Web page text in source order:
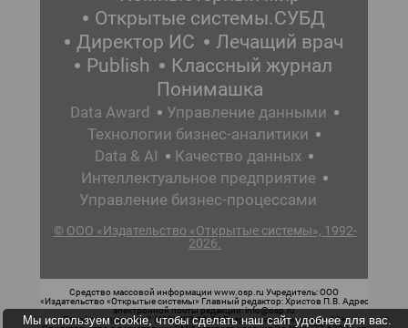
Открытые системы.СУБД
Директор ИС
Лечащий врач
Publish
Классный журнал
Понимашка
Data Award
Управление данными
Технологии бизнес-аналитики
Data & AI
Качество данных
Интеллектуальное предприятие
Управление бизнес-процессами
© ООО «Издательство «Открытые системы», 1992-
2026.
Средство массовой информации www.osp.ru Учредитель: ООО
«Издательство «Открытые системы» Главный редактор: Христов П.В. Адрес
электронной почты редакции: info@osp.ru
Телефон редакции: 7 (499) 703-18-54 Возрастная маркировка: 12+
Мы используем cookie, чтобы сделать наш сайт удобнее для вас.